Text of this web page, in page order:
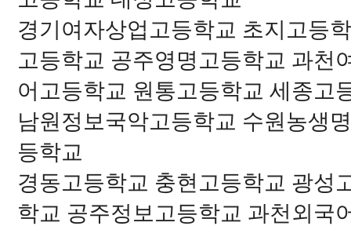
경기여자상업고등학교 초지고등
고등학교 공주영명고등학교 과천
어고등학교 원통고등학교 세종고
남원정보국악고등학교 수원농생
등학교
경동고등학교 충현고등학교 광성
학교 공주정보고등학교 과천외국